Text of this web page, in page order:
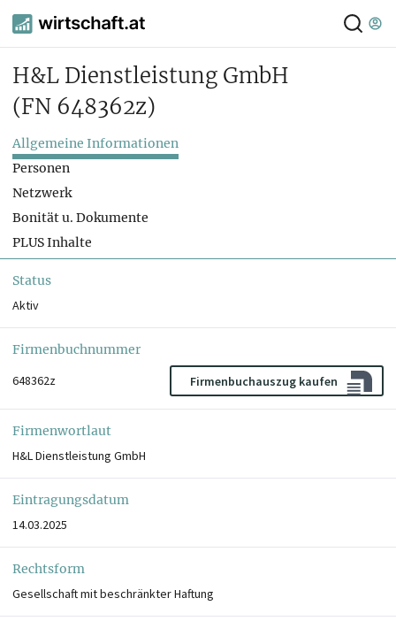
H&L Dienstleistung GmbH
(FN 648362z)
Allgemeine Informationen
Personen
Netzwerk
Bonität u. Dokumente
PLUS Inhalte
Status
Aktiv
Firmenbuchnummer
648362z
Firmenbuchauszug kaufen
Firmenwortlaut
H&L Dienstleistung GmbH
Eintragungsdatum
14.03.2025
Rechtsform
Gesellschaft mit beschränkter Haftung